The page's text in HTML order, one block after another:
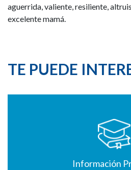
aguerrida, valiente, resiliente,
excelente mamá.
TE PUEDE
Información